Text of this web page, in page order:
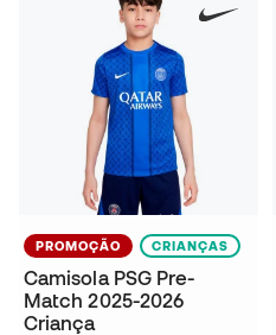
PROMOÇÃO CRIANÇAS
Camisola PSG Pre-
Match 2025-2026
Criança